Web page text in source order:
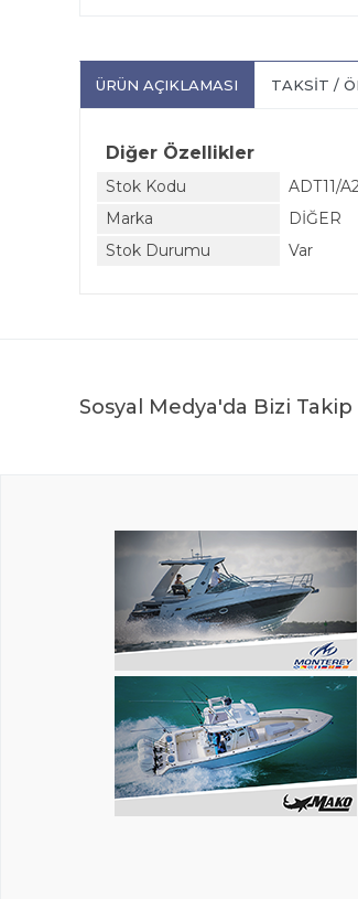
ÜRÜN AÇIKLAMASI TAKSIT /
Diğer Özellikler
Stok Kodu
ADT11/
Marka
DİĞER
Stok Durumu
Var
Sosyal Medya'da Bizi Takip